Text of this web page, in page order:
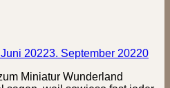
20223. September 20220
Miniatur Wunderland